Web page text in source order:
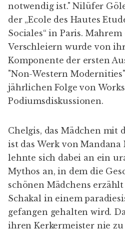
notwendig ist." Nilüfer
der „Ecole des Hautes
Sociales“ in Paris.
Verschleiern wurde von
Komponente der ersten
"Non-Western
jährlichen Folge von
Podiumsdiskussionen.
Chelgis, das Mädchen mit
ist das Werk von Mandana
lehnte sich dabei an ein
Mythos an, in dem die
schönen Mädchens
Schakal in einem
gefangen gehalten wird.
ihren Kerkermeister nie zu